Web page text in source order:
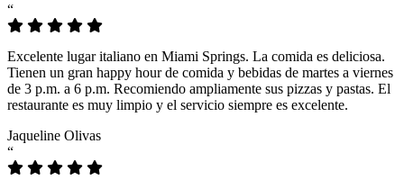
“
Excelente lugar italiano en Miami Springs. La comida es deliciosa.
Tienen un gran happy hour de comida y bebidas de martes a viernes
de 3 p.m. a 6 p.m. Recomiendo ampliamente sus pizzas y pastas. El
restaurante es muy limpio y el servicio siempre es excelente.
Jaqueline Olivas
“